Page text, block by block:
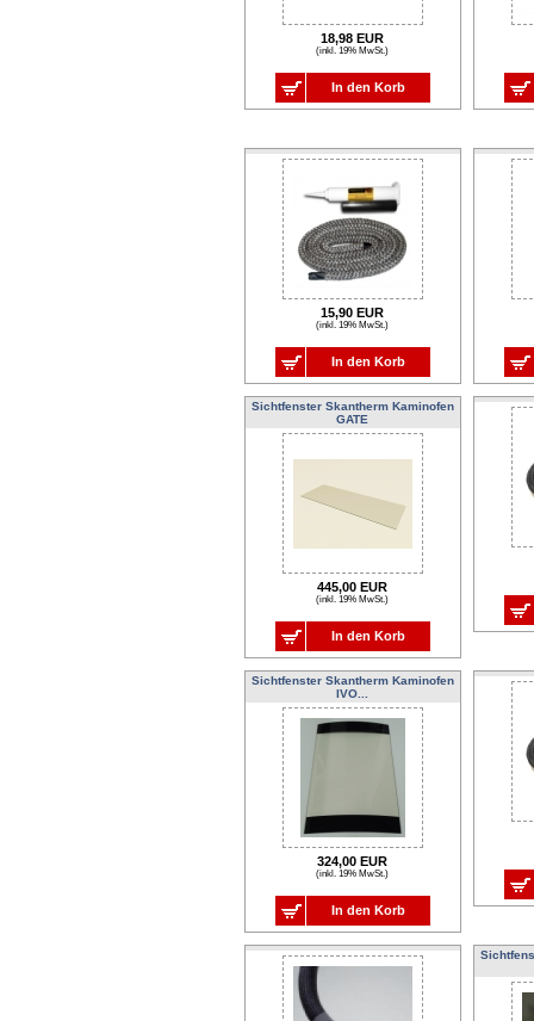
18,98 EUR
(inkl. 19% MwSt.)
In den Korb
15,90 EUR
(inkl. 19% MwSt.)
In den Korb
Sichtfenster Skantherm Kaminofen
GATE
445,00 EUR
(inkl. 19% MwSt.)
In den Korb
Sichtfenster Skantherm Kaminofen
IVO...
324,00 EUR
(inkl. 19% MwSt.)
In den Korb